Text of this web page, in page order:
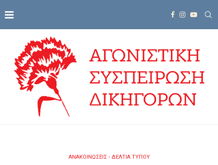
ΑΝΑΚΟΙΝΩΣΕΙΣ - ΔΕΛΤΙΑ ΤΥΠΟΥ